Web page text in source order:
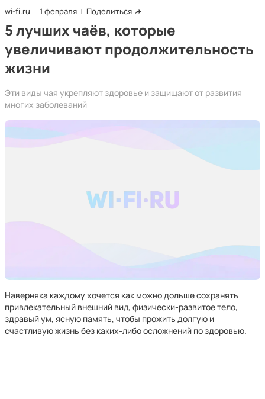
wi-fi.ru 1 февраля Поделиться
5 лучших чаёв, которые
увеличивают продолжительность
жизни
Эти виды чая укрепляют здоровье и защищают от развития
многих заболеваний
Наверняка каждому хочется как можно дольше сохранять
привлекательный внешний вид, физически-развитое тело,
здравый ум, ясную память, чтобы прожить долгую и
счастливую жизнь без каких-либо осложнений по здоровью.